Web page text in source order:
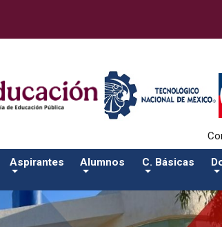
42-aspirantes/plantilla_tecnmSalida
Aspirantes Alumnos C. Básicas